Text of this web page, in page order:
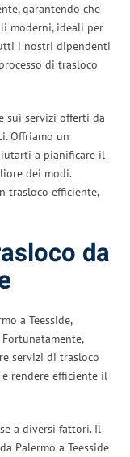
garantendo che
moderni, ideali per
i nostri dipendenti
di trasloco
sui servizi offerti da
Offriamo un
a pianificare il
dei modi.
trasloco efficiente,
da
a Teesside,
servizi di trasloco
rendere efficiente il
a diversi fattori. Il
Palermo a Teesside